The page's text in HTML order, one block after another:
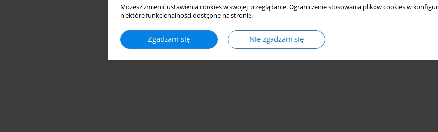
Możesz zmienić ustawienia cookies w swojej przeglądarce. Ograniczenie stosowania plików cookies w
niektóre funkcjonalności dostępne na stronie.
Zgadzam się Nie zgadzam się